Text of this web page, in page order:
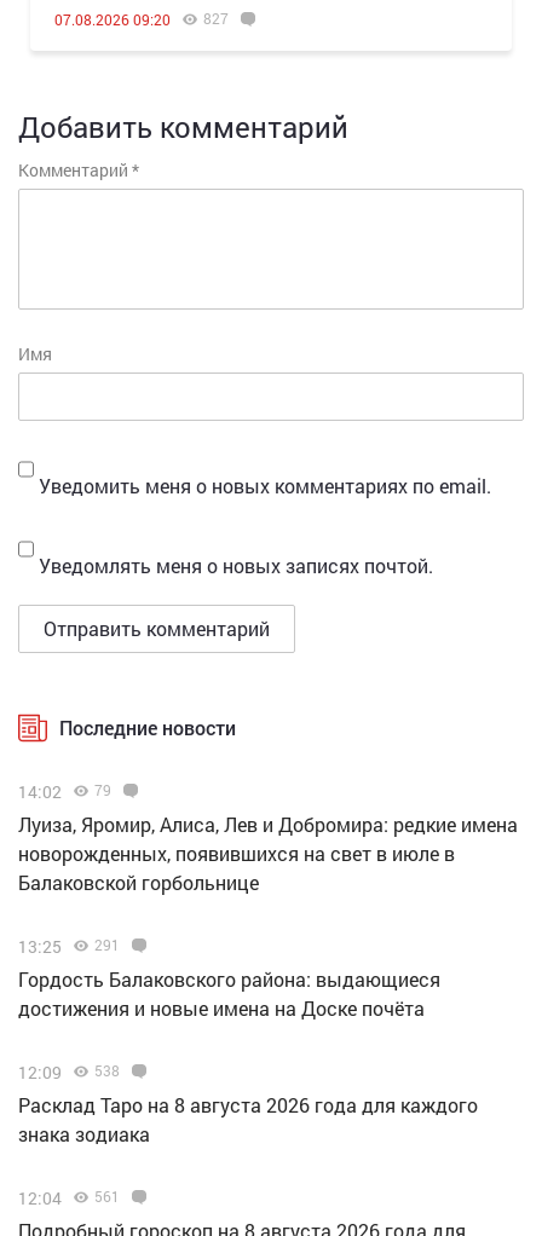
07.08.2026 09:20 827
Добавить комментарий
Комментарий *
Имя
Уведомить меня о новых комментариях по email.
Уведомлять меня о новых записях почтой.
Последние новости
14:02 79
Луиза, Яромир, Алиса, Лев и Добромира: редкие имена
новорожденных, появившихся на свет в июле в
Балаковской горбольнице
13:25 291
Гордость Балаковского района: выдающиеся
достижения и новые имена на Доске почёта
12:09 538
Расклад Таро на 8 августа 2026 года для каждого
знака зодиака
12:04 561
Подробный гороскоп на 8 августа 2026 года для